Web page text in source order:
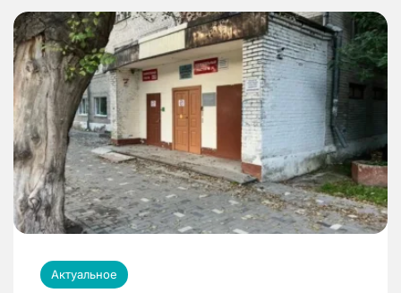
Актуальное